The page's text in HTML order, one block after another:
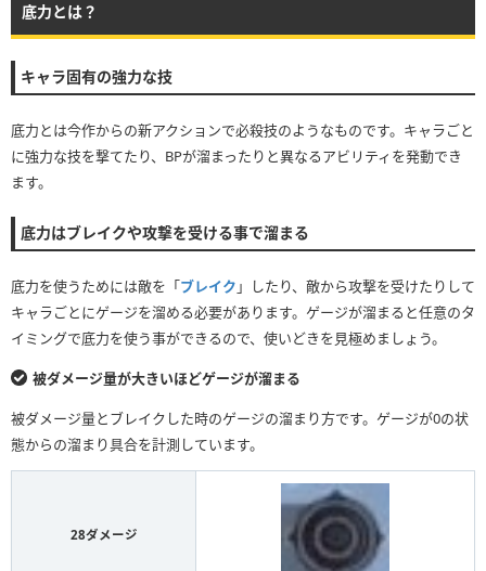
底力とは？
キャラ固有の強力な技
底力とは今作からの新アクションで必殺技のようなものです。キャラごと
に強力な技を撃てたり、BPが溜まったりと異なるアビリティを発動でき
ます。
底力はブレイクや攻撃を受ける事で溜まる
底力を使うためには敵を「ブレイク 」したり、敵から攻撃を受けたりして
キャラごとにゲージを溜める必要があります。ゲージが溜まると任意のタ
イミングで底力を使う事ができるので、使いどきを見極めましょう。
被ダメージ量が大きいほどゲージが溜まる
被ダメージ量とブレイクした時のゲージの溜まり方です。ゲージが0の状
態からの溜まり具合を計測しています。
28ダメージ